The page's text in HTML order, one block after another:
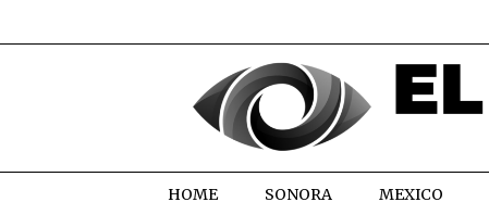
HOME SONORA MEXICO